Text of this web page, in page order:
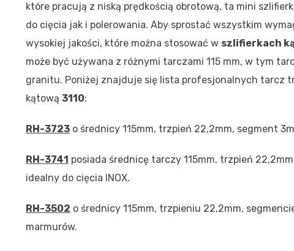
które pracują z niską prędkością obrotową, ta mini
do cięcia jak i polerowania. Aby sprostać wszystkim
wysokiej jakości, które można stosować w szlifierkach
może być używana z różnymi tarczami 115 mm, w tym
granitu. Poniżej znajduje się lista profesjonalnych tarcz
kątową 3110:
RH-3723 o średnicy 115mm, trzpień 22,2mm, segment
RH-3741 posiada średnicę tarczy 115mm, trzpień
idealny do cięcia INOX.
RH-3502 o średnicy 115mm, trzpieniu 22,2mm,
marmurów.